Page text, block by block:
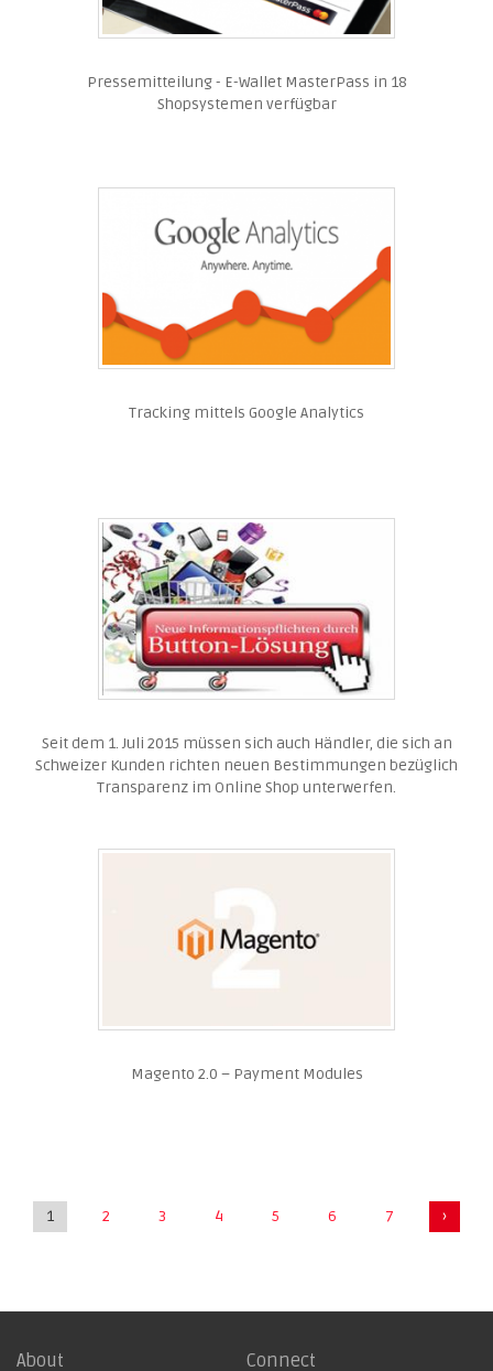
Pressemitteilung - E-Wallet MasterPass in 18
Shopsystemen verfügbar
Tracking mittels Google Analytics
Seit dem 1. Juli 2015 müssen sich auch Händler, die sich an
Schweizer Kunden richten neuen Bestimmungen bezüglich
Transparenz im Online Shop unterwerfen.
Magento 2.0 – Payment Modules
1 2 3 4 5 6 7 ›
About Connect